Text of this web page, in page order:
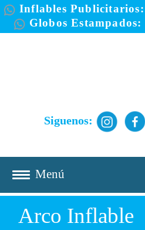
Inflables Publicitarios:
Globos Estampados:
Siguenos:
Arco Inflable